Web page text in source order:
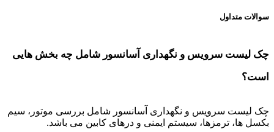
سوالات متداول
چک لیست سرویس و نگهداری آسانسور شامل چه بخش هایی
است؟
چک لیست سرویس و نگهداری آسانسور شامل بررسی موتور، سیم
بکسل ها، ترمزها، سیستم ایمنی و درهای کابین می باشد.